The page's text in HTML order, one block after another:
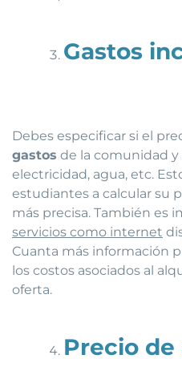
Gastos
Debes especificar si el
gastos de la comunidad
electricidad, agua, etc.
estudiantes a calcular su
más precisa. También es
servicios como internet
Cuanta más información
los costos asociados al
oferta.
Precio